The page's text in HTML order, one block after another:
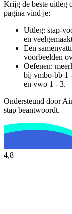
Krijg de beste uitleg
pagina vind je:
Uitleg: stap-
en
Een
voorbeelden
Oefenen:
bij vmbo-bb 1
en vwo 1 - 3.
Ondersteund door
stap beantwoordt.
4,8